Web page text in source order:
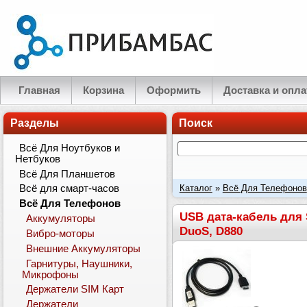
Главная Корзина Оформить Доставка и
Поиск
Каталог» Всё Для Телефонов
B2700, C180, C450, C5210,
USB дата-кабель для
DuoS, D880
Разделы
Всё Для Ноутбуков и
Нетбуков
Всё Для Планшетов
Всё для смарт-часов
Всё Для Телефонов
Аккумуляторы
Вибро-моторы
Внешние Аккумуляторы
Гарнитуры, Наушники,
Микрофоны
Держатели SIM Карт
Держатели